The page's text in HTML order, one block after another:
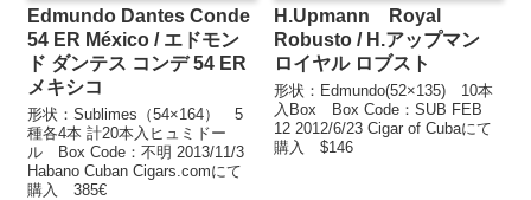
Edmundo Dantes Conde
54 ER México / エドモン
ド ダンテス コンデ 54 ER
メキシコ
形状：Sublimes（54×164） 5
種各4本 計20本入ヒュミドー
ル Box Code：不明 2013/11/3
Habano Cuban Cigars.comにて
購入 385€
H.Upmann Royal
Robusto / H.アップマン
ロイヤル ロブスト
形状：Edmundo(52×135) 10本
入Box Box Code：SUB FEB
12 2012/6/23 Cigar of Cubaにて
購入 $146